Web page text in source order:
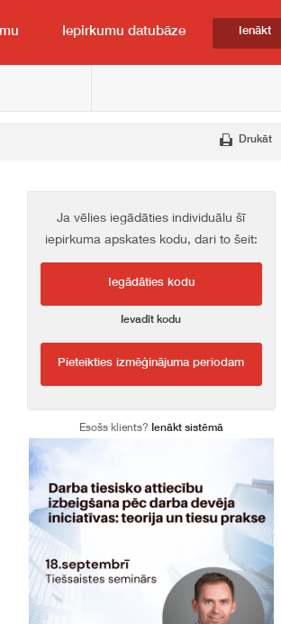
Iepirkumu datubāze Ienākt
Drukāt
Ja vēlies iegādāties individuālu šī
iepirkuma apskates kodu, dari to šeit:
Iegādāties kodu
Ievadīt kodu
Pieteikties izmēģinājuma periodam
Esošs klients? Ienākt sistēmā